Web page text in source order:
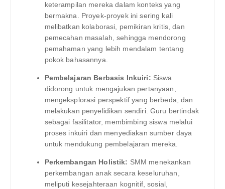
keterampilan mereka dalam konteks yang
bermakna. Proyek-proyek ini sering kali
melibatkan kolaborasi, pemikiran kritis, dan
pemecahan masalah, sehingga mendorong
pemahaman yang lebih mendalam tentang
pokok bahasannya.
Pembelajaran Berbasis Inkuiri: Siswa
didorong untuk mengajukan pertanyaan,
mengeksplorasi perspektif yang berbeda, dan
melakukan penyelidikan sendiri. Guru bertindak
sebagai fasilitator, membimbing siswa melalui
proses inkuiri dan menyediakan sumber daya
untuk mendukung pembelajaran mereka.
Perkembangan Holistik: SMM menekankan
perkembangan anak secara keseluruhan,
meliputi kesejahteraan kognitif, sosial,